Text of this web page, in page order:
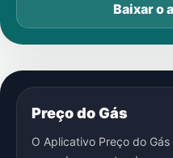
Baixar o
Preço do Gás
O Aplicativo Preço do